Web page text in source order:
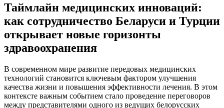
Таймлайн медицинских инноваций:
как сотрудничество Беларуси и Турции
открывает новые горизонты
здравоохранения
В современном мире развитие передовых медицинских
технологий становится ключевым фактором улучшения
качества жизни и повышения эффективности лечения. В этом
контексте важным событием стало проведение переговоров
между представителями одного из ведущих белорусских